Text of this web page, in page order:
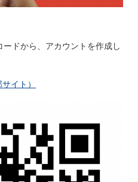
ドから、アカウントを作成し
イト）